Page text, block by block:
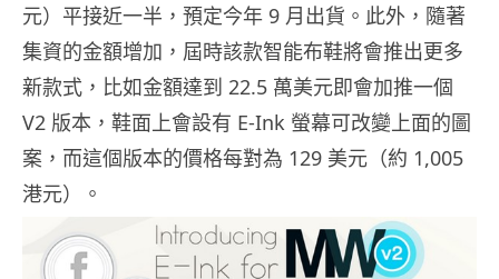
元）平接近一半，預定今年 9 月出貨。此外，隨著
集資的金額增加，屆時該款智能布鞋將會推出更多
新款式，比如金額達到 22.5 萬美元即會加推一個
V2 版本，鞋面上會設有 E-Ink 螢幕可改變上面的圖
案，而這個版本的價格每對為 129 美元（約 1,005
港元）。